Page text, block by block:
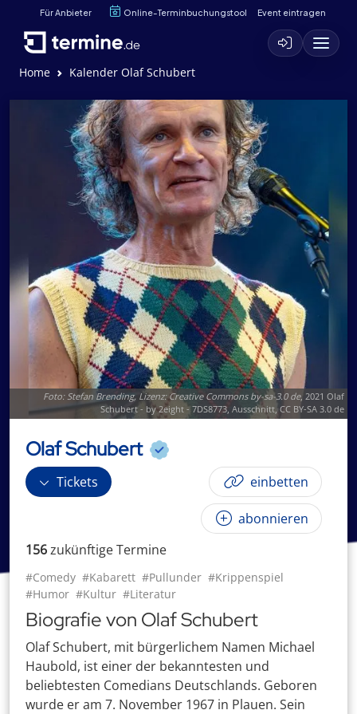
Für Anbieter Online-Terminbuchungstool Event eintragen
Home Kalender Olaf Schubert
Foto:Stefan Brending, Lizenz:Creative Commons by-sa-3.0 de, 2021 Olaf
Schubert - by 2eight - 7DS8773, Ausschnitt,CC BY-SA 3.0 de
Olaf Schubert
Tickets einbetten
abonnieren
156zukünftigeTermine
#Comedy #Kabarett #Pullunder #Krippenspiel
#Humor #Kultur #Literatur
Biografie von Olaf Schubert
Olaf Schubert, mit bürgerlichem Namen Michael
Haubold, ist einer der bekanntesten und
beliebtesten Comedians Deutschlands. Geboren
wurde er am 7. November 1967 in Plauen. Sein